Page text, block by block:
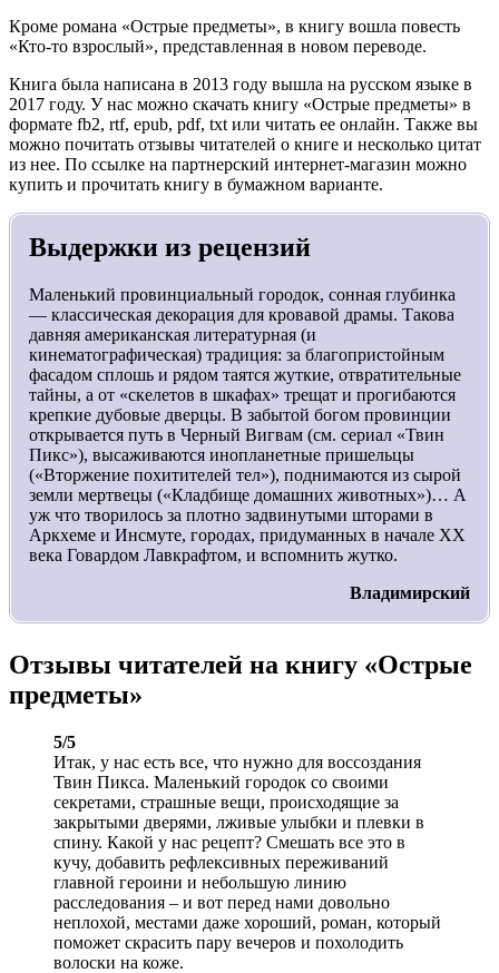
Кроме романа «Острые предметы», в книгу вошла повесть
«Кто-то взрослый», представленная в новом переводе.
Книга была написана в 2013 году вышла на русском языке в
2017 году. У нас можно скачать книгу «Острые предметы» в
формате fb2, rtf, epub, pdf, txt или читать ее онлайн. Также вы
можно почитать отзывы читателей о книге и несколько цитат
из нее. По ссылке на партнерский интернет-магазин можно
купить и прочитать книгу в бумажном варианте.
Выдержки из рецензий
Маленький провинциальный городок, сонная глубинка
— классическая декорация для кровавой драмы. Такова
давняя американская литературная (и
кинематографическая) традиция: за благопристойным
фасадом сплошь и рядом таятся жуткие, отвратительные
тайны, а от «скелетов в шкафах» трещат и прогибаются
крепкие дубовые дверцы. В забытой богом провинции
открывается путь в Черный Вигвам (см. сериал «Твин
Пикс»), высаживаются инопланетные пришельцы
(«Вторжение похитителей тел»), поднимаются из сырой
земли мертвецы («Кладбище домашних животных»)… А
уж что творилось за плотно задвинутыми шторами в
Аркхеме и Инсмуте, городах, придуманных в начале XX
века Говардом Лавкрафтом, и вспомнить жутко.
Владимирский
Отзывы читателей на книгу «Острые
предметы»
5/5
Итак, у нас есть все, что нужно для воссоздания
Твин Пикса. Маленький городок со своими
секретами, страшные вещи, происходящие за
закрытыми дверями, лживые улыбки и плевки в
спину. Какой у нас рецепт? Смешать все это в
кучу, добавить рефлексивных переживаний
главной героини и небольшую линию
расследования – и вот перед нами довольно
неплохой, местами даже хороший, роман, который
поможет скрасить пару вечеров и похолодить
волоски на коже.